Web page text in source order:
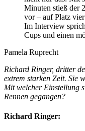
Minuten stieß der
vor – auf Platz
Im Interview
Cups und einen
Pamela Ruprecht
Richard Ringer, dritter
extrem starken Zeit. Sie
Mit welcher Einstellung
Rennen gegangen?
Richard Ringer: